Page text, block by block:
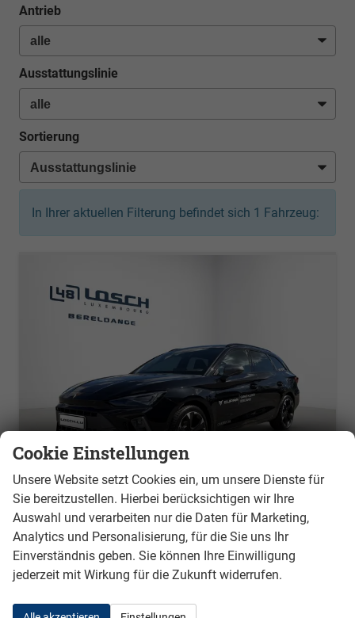
Antrieb
Ausstattungslinie
Sortierung
In Ihrer aktuellen Filterung befindet sich 1 Fahrzeug:
Cupra Aktion Leon Sportstourer
unverbindliche Lieferzeit: Neuwagen mit Tageszulassung
Fahrzeugnr. 1119 Getriebe
Cookie Einstellungen
Unsere Website setzt Cookies ein, um unsere Dienste für
Sie bereitzustellen. Hierbei berücksichtigen wir Ihre
Auswahl und verarbeiten nur die Daten für Marketing,
Analytics und Personalisierung, für die Sie uns Ihr
Einverständnis geben. Sie können Ihre Einwilligung
jederzeit mit Wirkung für die Zukunft widerrufen.